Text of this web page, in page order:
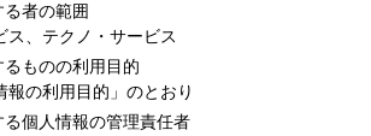
者の範囲
ス、テクノ・サービス
ものの利用目的
報の利用目的」のとおり
個人情報の管理責任者